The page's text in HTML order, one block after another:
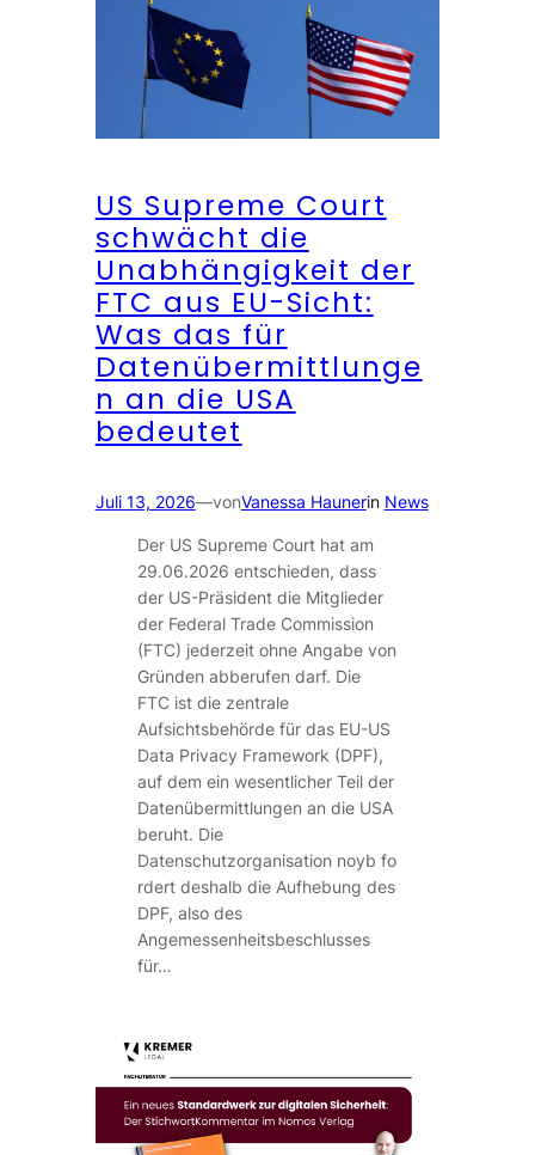
US Supreme Court
schwächt die
Unabhängigkeit der
FTC aus EU-Sicht:
Was das für
Datenübermittlunge
n an die USA
bedeutet
Juli 13, 2026—vonVanessa Haunerin News
Der US Supreme Court hat am
29.06.2026 entschieden, dass
der US-Präsident die Mitglieder
der Federal Trade Commission
(FTC) jederzeit ohne Angabe von
Gründen abberufen darf. Die
FTC ist die zentrale
Aufsichtsbehörde für das EU-US
Data Privacy Framework (DPF),
auf dem ein wesentlicher Teil der
Datenübermittlungen an die USA
beruht. Die
Datenschutzorganisation noyb fo
rdert deshalb die Aufhebung des
DPF, also des
Angemessenheitsbeschlusses
für…